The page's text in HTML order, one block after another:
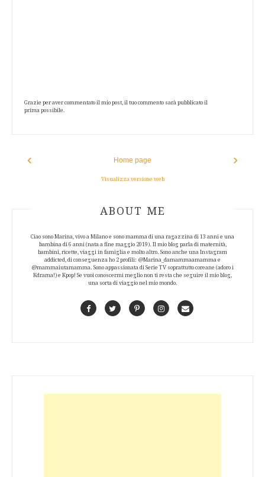
Grazie per aver commentato il mio post, il tuo commento sarà pubblicato il
prima possibile.
‹ ›
Home page
Visualizza versione web
ABOUT AUTHOR
ABOUT ME
Ciao sono Marina, vivo a Milano e sono mamma di una ragazzina di 13 anni e una
bambina di 6 anni (nata a fine maggio 2019). Il mio blog parla di maternità,
bambini, ricette, viaggi in famiglia e molto altro. Sono anche una Instagram
addicted, di conseguenza ho 2 profili: @Marina_damammaamamma e
@mammaiutamamma. Sono appassionata di Serie TV soprattutto coreane (adoro i
Kdrama!) e Kpop! Se vuoi conoscermi meglio non ti resta che seguire il mio blog,
una sorta di viaggio nel mio mondo.
FacebookTwitterPinterestInstagramContact